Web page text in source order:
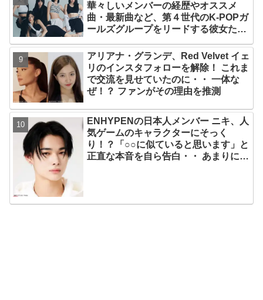
華々しいメンバーの経歴やオススメ
曲・最新曲など、第４世代のK-POPガ
ールズグループをリードする彼女たち
アリアナ・グランデ、Red Velvet イェ
リのインスタフォローを解除！ これま
で交流を見せていたのに・・ 一体な
ぜ！？ ファンがその理由を推測
ENHYPENの日本人メンバー ニキ、人
気ゲームのキャラクターにそっく
り！？「○○に似ていると思います」と
正直な本音を自ら告白・・ あまりにも